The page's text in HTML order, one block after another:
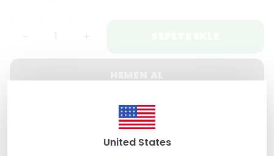
United States
WHATSAPP
500 TL üzeri Ücretsiz kargo